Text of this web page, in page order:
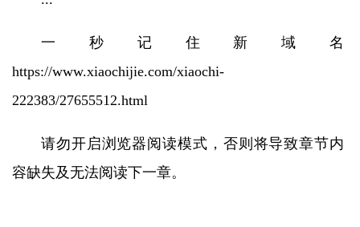
一秒记住新域名
https://www.xiaochijie.com/xiaochi-
222383/27655512.html
请勿开启浏览器阅读模式，否则将导致章节内
容缺失及无法阅读下一章。